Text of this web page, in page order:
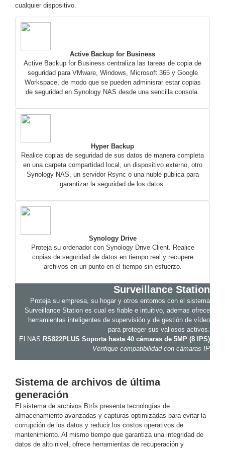
Mobiliario
/
MonitoresVideowall
Seguridad
Protección
Contra
Corriente
Directa
Servidores
/
Almacenamiento
AccesoriosDiscos
Mecánicos
Memorias
Micro
Servidores
de Estado
Sólido
Software
Analíticas
CloudHIKVISION
Videograbadoras
Móviles,
Dash
Cams y
Body
Cams
cualquier dispositivo.
Active Backup for Business
Active Backup for Business centraliza las tareas de copia de
seguridad para VMware, Windows, Microsoft 365 y Google
Workspace, de modo que se pueden adminisrar estar copias
de seguridad en Synology NAS desde una sencilla consola.
Hyper Backup
Realice copias de seguridad de sus datos de manera completa
en una carpeta compartidad local, un dispositivo externo, otro
Synology NAS, un servidor Rsync o una nuble pública para
garantizar la seguridad de los datos.
Synology Drive
Proteja su ordenador con Synology Drive Client. Realice
copias de seguridad de datos en tiempo real y recupere
archivos en un punto en el tiempo sin esfuerzo.
Surveillance Station
Proteja su empresa, su hogar y otros entornos con el sistema
Surveillance Station es cual es fiable e intuitivo, ademas ofrece
herramientas inteligentes de supervisión y de gestión de vídeo
para proteger sus valiosos activos.
El NAS RS822PLUS Soporta hasta 40 cámaras de 5MP (8 IPS)
Verifique compatibilidad con cámaras IP
Sistema de archivos de última
generación
El sistema de archivos Btrfs presenta tecnologías de
almacenamiento avanzadas y capturas optimizadas para evitar la
corrupción de los datos y reducir los costos operativos de
mantenimiento. Al mismo tiempo que garantiza una integridad de
datos de alto nivel, ofrece herramientas de recuperación y